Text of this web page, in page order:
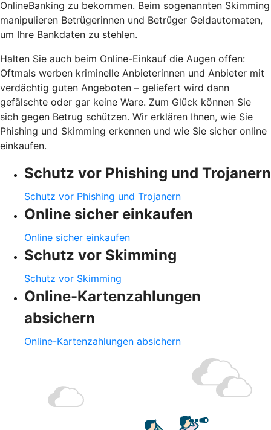
OnlineBanking zu bekommen. Beim sogenannten Skimming
manipulieren Betrügerinnen und Betrüger Geldautomaten,
um Ihre Bankdaten zu stehlen.
Halten Sie auch beim Online-Einkauf die Augen offen:
Oftmals werben kriminelle Anbieterinnen und Anbieter mit
verdächtig guten Angeboten – geliefert wird dann
gefälschte oder gar keine Ware. Zum Glück können Sie
sich gegen Betrug schützen. Wir erklären Ihnen, wie Sie
Phishing und Skimming erkennen und wie Sie sicher online
einkaufen.
Schutz vor Phishing und Trojanern
Schutz vor Phishing und Trojanern
Online sicher einkaufen
Online sicher einkaufen
Schutz vor Skimming
Schutz vor Skimming
Online-Kartenzahlungen
absichern
Online-Kartenzahlungen absichern